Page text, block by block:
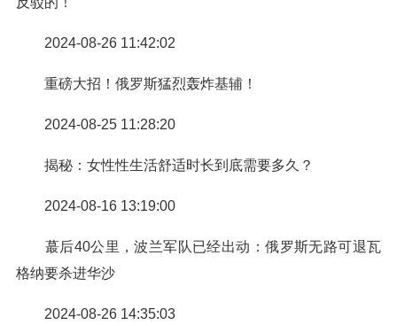
2024-08-26 11:42:02
重‮大磅‬招！俄‮斯罗‬猛‮轰烈‬炸基辅！
2024-08-25 11:28:20
揭秘：女性性生活舒适时长到底需要多久？
2024-08-16 13:19:00
蕞后40公里，波兰军队已经出动：俄罗斯无路可退瓦
格纳要杀进华沙
2024-08-26 14:35:03